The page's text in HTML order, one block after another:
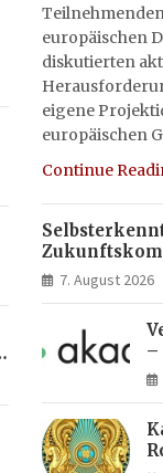
europäischen
diskutierten
eigene
europäischen
Continue
7. August 2026
–